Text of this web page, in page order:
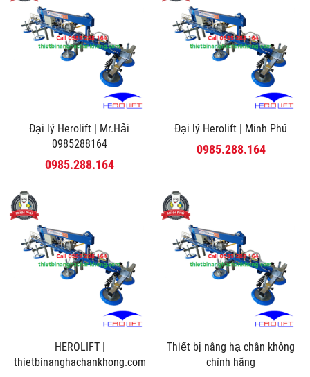
Đại lý Herolift | Mr.Hải
0985288164
0985.288.164
Đại lý Herolift | Minh Phú
0985.288.164
HEROLIFT |
thietbinanghachankhong.com
Thiết bị nâng hạ chân không
chính hãng